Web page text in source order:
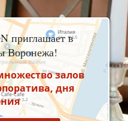
приглашает в
Воронежа!
залов
дня